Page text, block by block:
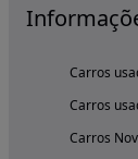
Carros
Carros
Carros